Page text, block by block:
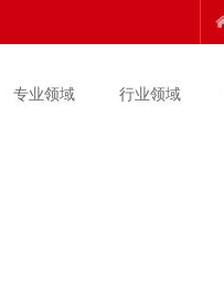
专业领域 行业领域